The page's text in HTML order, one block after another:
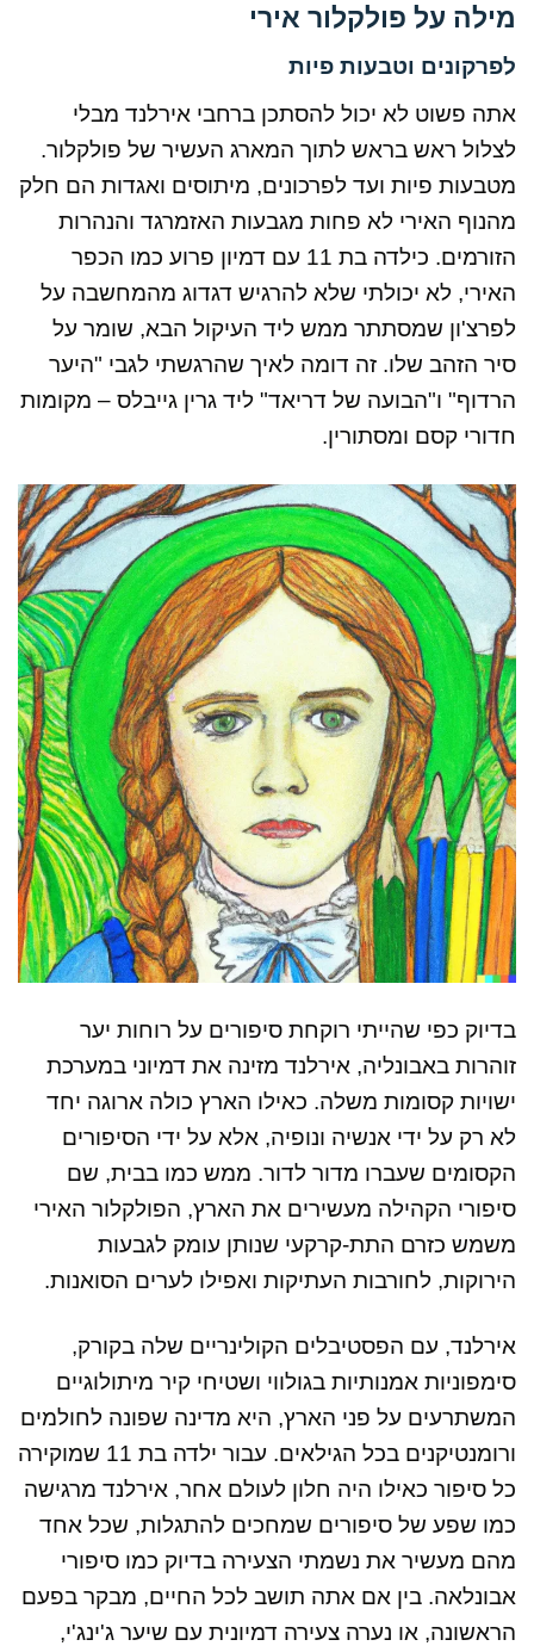
מילה על פולקלור אירי
לפרקונים וטבעות פיות
אתה פשוט לא יכול להסתכן ברחבי אירלנד מבלי
לצלול ראש בראש לתוך המארג העשיר של פולקלור.
מטבעות פיות ועד לפרכונים, מיתוסים ואגדות הם חלק
מהנוף האירי לא פחות מגבעות האזמרגד והנהרות
הזורמים. כילדה בת 11 עם דמיון פרוע כמו הכפר
האירי, לא יכולתי שלא להרגיש דגדוג מהמחשבה על
לפרצ'ון שמסתתר ממש ליד העיקול הבא, שומר על
סיר הזהב שלו. זה דומה לאיך שהרגשתי לגבי "היער
הרדוף" ו"הבועה של דריאד" ליד גרין גייבלס – מקומות
חדורי קסם ומסתורין.
בדיוק כפי שהייתי רוקחת סיפורים על רוחות יער
זוהרות באבונליה, אירלנד מזינה את דמיוני במערכת
ישויות קסומות משלה. כאילו הארץ כולה ארוגה יחד
לא רק על ידי אנשיה ונופיה, אלא על ידי הסיפורים
הקסומים שעברו מדור לדור. ממש כמו בבית, שם
סיפורי הקהילה מעשירים את הארץ, הפולקלור האירי
משמש כזרם התת-קרקעי שנותן עומק לגבעות
הירוקות, לחורבות העתיקות ואפילו לערים הסואנות.
אירלנד, עם הפסטיבלים הקולינריים שלה בקורק,
סימפוניות אמנותיות בגולווי ושטיחי קיר מיתולוגיים
המשתרעים על פני הארץ, היא מדינה שפונה לחולמים
ורומנטיקנים בכל הגילאים. עבור ילדה בת 11 שמוקירה
כל סיפור כאילו היה חלון לעולם אחר, אירלנד מרגישה
כמו שפע של סיפורים שמחכים להתגלות, שכל אחד
מהם מעשיר את נשמתי הצעירה בדיוק כמו סיפורי
אבונלאה. בין אם אתה תושב לכל החיים, מבקר בפעם
הראשונה, או נערה צעירה דמיונית עם שיער ג'ינג'י,